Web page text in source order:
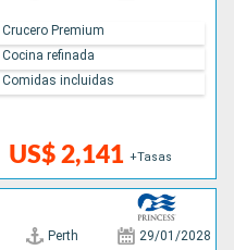
US$ 2,141 +Tasas
Crucero Premium
Cocina refinada
Comidas incluidas
Perth 29/01/2028